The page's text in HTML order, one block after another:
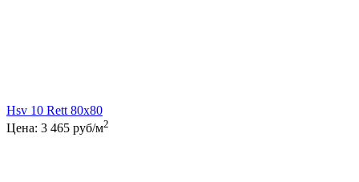
Hsv 10 Rett 80x80
Цена: 3 465 руб/м2